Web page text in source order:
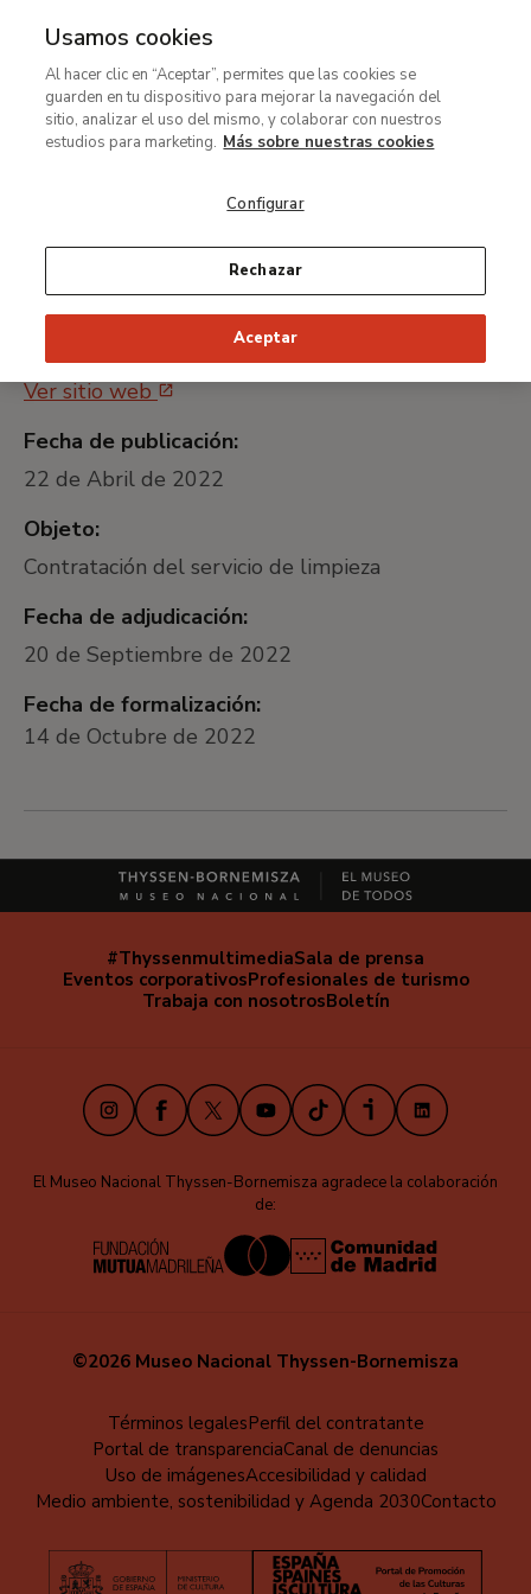
MENÚ
contenido
principal
Contratación del servicio
de limpieza
Plataforma de Contratación del Sector
Ver sitio web
Fecha de publicación:
22 de Abril de 2022
Objeto:
Contratación del servicio de limpieza
Fecha de adjudicación:
20 de Septiembre de 2022
Fecha de formalización:
14 de Octubre de 2022
Navegación
secundaria
#ThyssenmultimediaSala de prensa
Eventos corporativosProfesionales de turismo
Trabaja con nosotrosBoletín
InstagramFacebook
X YoutubeTikTokiVooxLinkedIn
El Museo Nacional Thyssen-Bornemisza agradece la colaboración
de:
©2026 Museo Nacional Thyssen-Bornemisza
pie
Términos legalesPerfil del contratante
Portal de transparenciaCanal de denuncias
Uso de imágenesAccesibilidad y calidad
Medio ambiente, sostenibilidad y Agenda 2030Contacto
Usamos cookies
Al hacer clic en “Aceptar”, permites que las cookies se
guarden en tu dispositivo para mejorar la navegación del
sitio, analizar el uso del mismo, y colaborar con nuestros
estudios para marketing. Más sobre nuestras cookies
Configurar
Rechazar
Aceptar